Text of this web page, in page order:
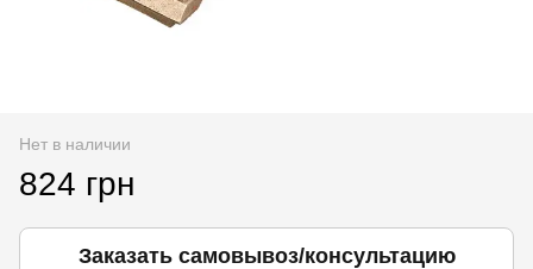
Нет в наличии
824 грн
Заказать самовывоз/консультацию